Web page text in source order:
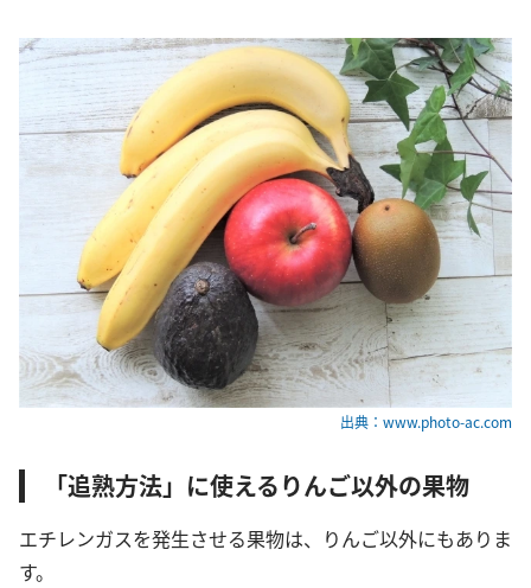
出典：www.photo-ac.com
「追熟方法」に使えるりんご以外の果物
エチレンガスを発生させる果物は、りんご以外にもありま
す。